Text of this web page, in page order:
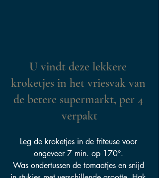
U vindt deze lekkere
kroketjes in het vriesvak van
de betere supermarkt, per 4
verpakt
Leg de kroketjes in de friteuse voor
ongeveer 7 min. op 170°.
Was ondertussen de tomaatjes en snijd